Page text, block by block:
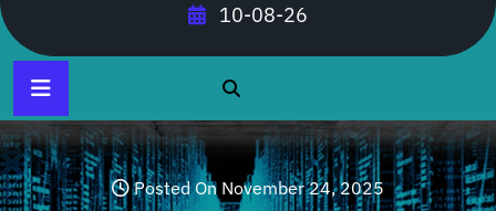
10-08-26
Posted On November 24, 2025